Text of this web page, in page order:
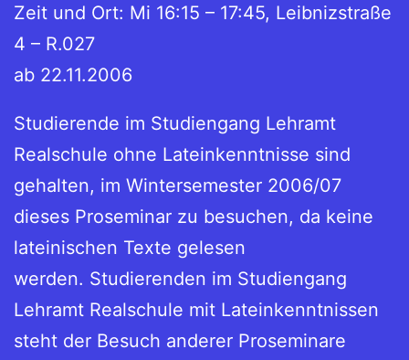
Zeit und Ort: Mi 16:15 – 17:45, Leibnizstraße
4 – R.027
ab 22.11.2006
Studierende im Studiengang Lehramt
Realschule ohne Lateinkenntnisse sind
gehalten, im Wintersemester 2006/07
dieses Proseminar zu besuchen, da keine
lateinischen Texte gelesen
werden. Studierenden im Studiengang
Lehramt Realschule mit Lateinkenntnissen
steht der Besuch anderer Proseminare